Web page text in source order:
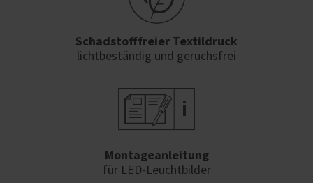
Schadstofffreier Textildruck
lichtbeständig und geruchsfrei
Montageanleitung
für LED-Leuchtbilder